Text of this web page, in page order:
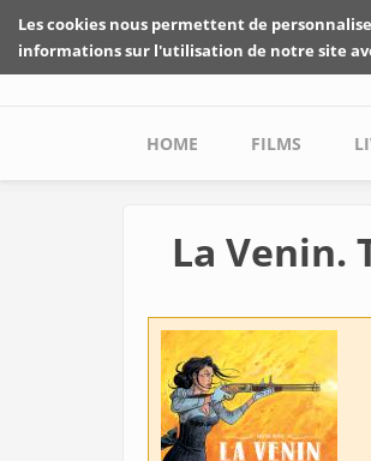
Skip to main content
Main menu
HOME FILMS
La Venin.
Les cookies nous permettent de
informations sur l'utilisation de notre site